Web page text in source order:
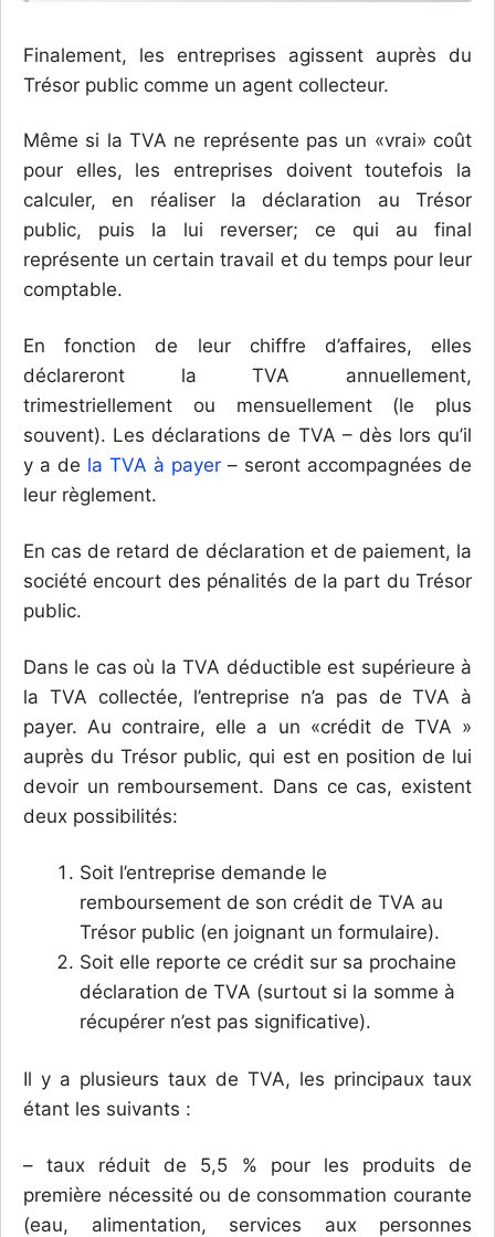
Finalement, les entreprises agissent auprès du
Trésor public comme un agent collecteur.
Même si la TVA ne représente pas un «vrai» coût
pour elles, les entreprises doivent toutefois la
calculer, en réaliser la déclaration au Trésor
public, puis la lui reverser; ce qui au final
représente un certain travail et du temps pour leur
comptable.
En fonction de leur chiffre d’affaires, elles
déclareront la TVA annuellement,
trimestriellement ou mensuellement (le plus
souvent). Les déclarations de TVA – dès lors qu’il
y a de la TVA à payer – seront accompagnées de
leur règlement.
En cas de retard de déclaration et de paiement, la
société encourt des pénalités de la part du Trésor
public.
Dans le cas où la TVA déductible est supérieure à
la TVA collectée, l’entreprise n’a pas de TVA à
payer. Au contraire, elle a un «crédit de TVA »
auprès du Trésor public, qui est en position de lui
devoir un remboursement. Dans ce cas, existent
deux possibilités:
Soit l’entreprise demande le
remboursement de son crédit de TVA au
Trésor public (en joignant un formulaire).
Soit elle reporte ce crédit sur sa prochaine
déclaration de TVA (surtout si la somme à
récupérer n’est pas significative).
Il y a plusieurs taux de TVA, les principaux taux
étant les suivants :
– taux réduit de 5,5 % pour les produits de
première nécessité ou de consommation courante
(eau, alimentation, services aux personnes